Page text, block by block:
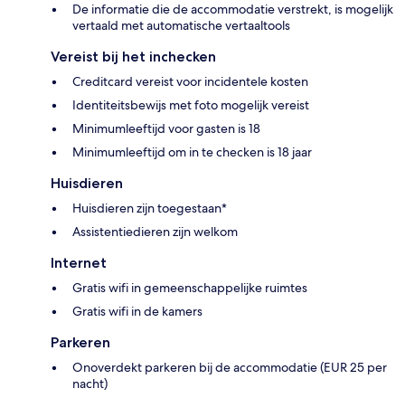
De informatie die de accommodatie verstrekt, is mogelijk
vertaald met automatische vertaaltools
Vereist bij het inchecken
Creditcard vereist voor incidentele kosten
Identiteitsbewijs met foto mogelijk vereist
Minimumleeftijd voor gasten is 18
Minimumleeftijd om in te checken is 18 jaar
Huisdieren
Huisdieren zijn toegestaan*
Assistentiedieren zijn welkom
Internet
Gratis wifi in gemeenschappelijke ruimtes
Gratis wifi in de kamers
Parkeren
Onoverdekt parkeren bij de accommodatie (EUR 25 per
nacht)